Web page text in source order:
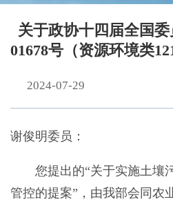
关于政协十四届全国
01678号（资源环境类
2024-07-29
谢俊明委员：
您提出的“关于实施土壤
管控的提案”，由我部会同农